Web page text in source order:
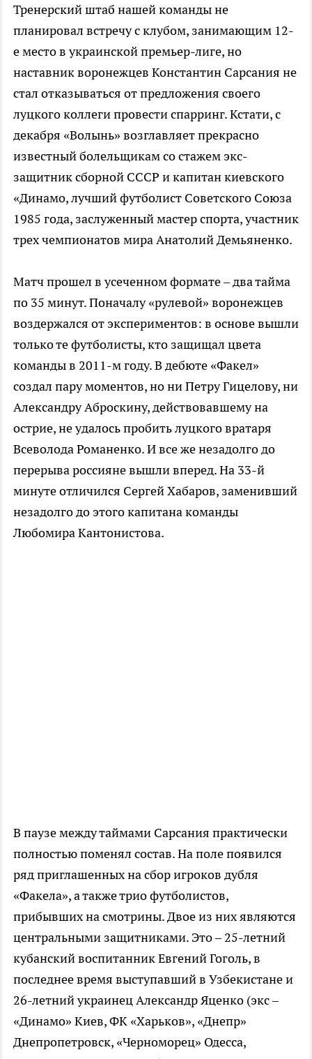
Тренерский штаб нашей команды не
планировал встречу с клубом, занимающим 12-
е место в украинской премьер-лиге, но
наставник воронежцев Константин Сарсания не
стал отказываться от предложения своего
луцкого коллеги провести спарринг. Кстати, с
декабря «Волынь» возглавляет прекрасно
известный болельщикам со стажем экс-
защитник сборной СССР и капитан киевского
«Динамо, лучший футболист Советского Союза
1985 года, заслуженный мастер спорта, участник
трех чемпионатов мира Анатолий Демьяненко.
Матч прошел в усеченном формате – два тайма
по 35 минут. Поначалу «рулевой» воронежцев
воздержался от экспериментов: в основе вышли
только те футболисты, кто защищал цвета
команды в 2011-м году. В дебюте «Факел»
создал пару моментов, но ни Петру Гицелову, ни
Александру Аброскину, действовавшему на
острие, не удалось пробить луцкого вратаря
Всеволода Романенко. И все же незадолго до
перерыва россияне вышли вперед. На 33-й
минуте отличился Сергей Хабаров, заменивший
незадолго до этого капитана команды
Любомира Кантонистова.
В паузе между таймами Сарсания практически
полностью поменял состав. На поле появился
ряд приглашенных на сбор игроков дубля
«Факела», а также трио футболистов,
прибывших на смотрины. Двое из них являются
центральными защитниками. Это – 25-летний
кубанский воспитанник Евгений Гоголь, в
последнее время выступавший в Узбекистане и
26-летний украинец Александр Яценко (экс –
«Динамо» Киев, ФК «Харьков», «Днепр»
Днепропетровск, «Черноморец» Одесса,